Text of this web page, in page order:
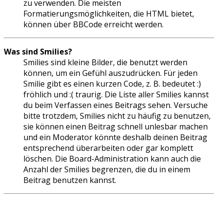
zu verwenden. Die meisten
Formatierungsmöglichkeiten, die HTML bietet,
können über BBCode erreicht werden.
Was sind Smilies?
Smilies sind kleine Bilder, die benutzt werden
können, um ein Gefühl auszudrücken. Für jeden
Smilie gibt es einen kurzen Code, z. B. bedeutet :)
fröhlich und :( traurig. Die Liste aller Smilies kannst
du beim Verfassen eines Beitrags sehen. Versuche
bitte trotzdem, Smilies nicht zu häufig zu benutzen,
sie können einen Beitrag schnell unlesbar machen
und ein Moderator könnte deshalb deinen Beitrag
entsprechend überarbeiten oder gar komplett
löschen. Die Board-Administration kann auch die
Anzahl der Smilies begrenzen, die du in einem
Beitrag benutzen kannst.